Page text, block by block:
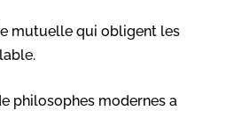
mutuelle qui obligent les
philosophes modernes a